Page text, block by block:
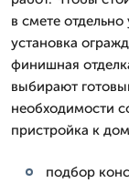
в смете
установка
финишная
выбирают
необходимости
пристройка к
подбор